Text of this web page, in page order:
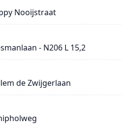
Nooijstraat
- N206 L 15,2
de Zwijgerlaan